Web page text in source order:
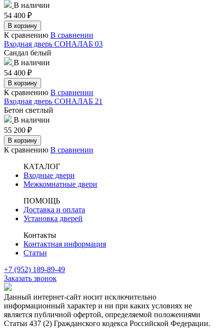
В наличии
54 400 ₽
В корзину
К сравнению В сравнении
Входная дверь СОНАЛАБ 03
Сандал белый
В наличии
54 400 ₽
В корзину
К сравнению В сравнении
Входная дверь СОНАЛАБ 21
Бетон светлый
В наличии
55 200 ₽
В корзину
К сравнению В сравнении
КАТАЛОГ
Входные двери
Межкомнатные двери
ПОМОЩЬ
Доставка и оплата
Установка дверей
Контакты
Контактная информация
Статьи
+7 (952) 189-89-49
Заказать звонок
Данный интернет-сайт носит исключительно
информационный характер и ни при каких условиях не
является публичной офертой, определяемой положениями
Статьи 437 (2) Гражданского кодекса Российской Федерации.